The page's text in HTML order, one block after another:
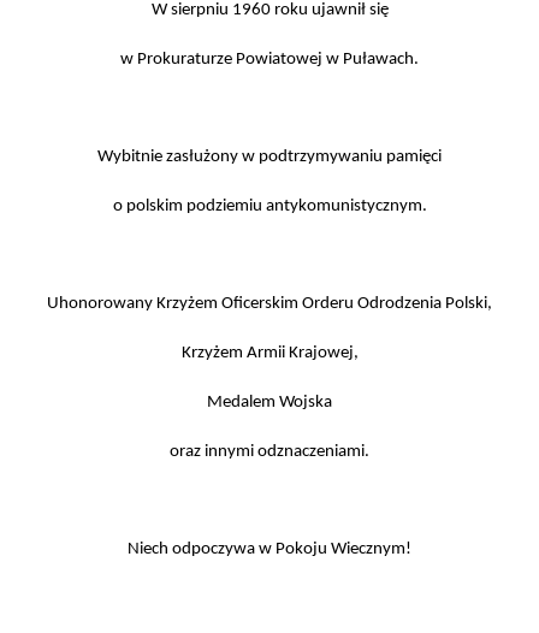
W sierpniu 1960 roku ujawnił się
w Prokuraturze Powiatowej w Puławach.
Wybitnie zasłużony w podtrzymywaniu pamięci
o polskim podziemiu antykomunistycznym.
Uhonorowany Krzyżem Oficerskim Orderu Odrodzenia Polski,
Krzyżem Armii Krajowej,
Medalem Wojska
oraz innymi odznaczeniami.
Niech odpoczywa w Pokoju Wiecznym!